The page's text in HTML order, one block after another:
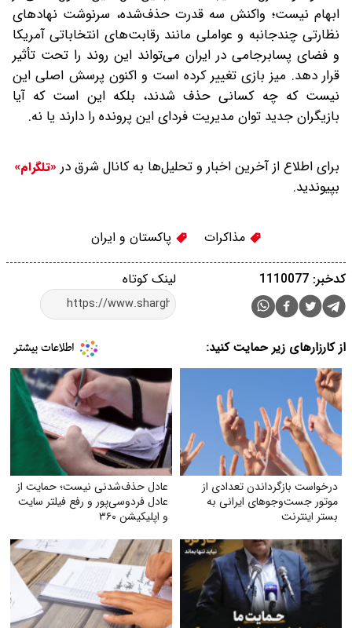
ابهام نیست؛ واکنش سه‌ قدرت حذف‌شده، سرنوشت نهادهای
نظارتی چندجانبه و عواملی مانند رقابت‌های انتخاباتی آمریکا
و فضای پسابرجامی در ایران می‌تواند این روند را تحت‌ تأثیر
قرار دهد. میز بازی تغییر کرده است و اکنون پرسش اصلی این
نیست که چه کسانی حذف شدند، بلکه این است که آیا
بازیگران جدید توان مدیریت فردای این پرونده را دارند یا نه.
برای اطلاع از آخرین اخبار و تحلیل‌ها به کانال شرق در «تلگرام»
بپیوندید.
مذاکرات پاکستان و ایران
لینک کوتاه کدخبر: 1110077
از کارزارهای زیر حمایت کنید:
درخواست بازگرداندن تعدادی از
موتور جست‌وجوهای ایرانی به
بستر اینترنت
عادل حذف‌شدنی نیست؛ حمایت از
عادل فردوسی‌پور و رفع فیلتر سایت
و اپلیکیشن ۳۶۰